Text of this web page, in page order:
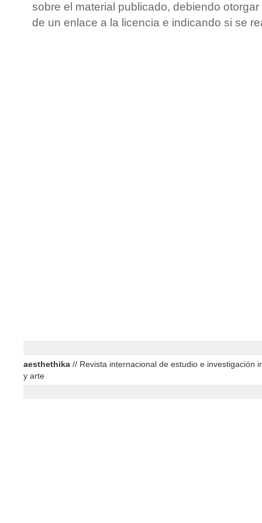
sobre el material publicado, debiendo
de un enlace a la licencia e indicando si se
aesthethika // Revista internacional de estudio e investigación
y arte